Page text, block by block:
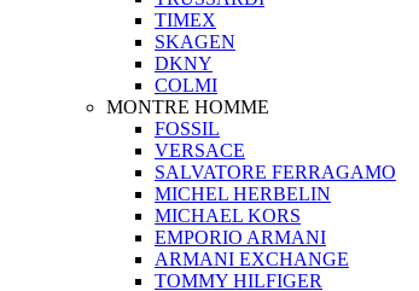
TIMEX
SKAGEN
DKNY
COLMI
MONTRE HOMME
FOSSIL
VERSACE
SALVATORE FERRAGAMO
MICHEL HERBELIN
MICHAEL KORS
EMPORIO ARMANI
ARMANI EXCHANGE
TOMMY HILFIGER